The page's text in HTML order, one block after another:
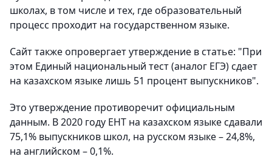
школах, в том числе и тех, где образовательный
процесс проходит на государственном языке.
Сайт также опровергает утверждение в статье: "При
этом Единый национальный тест (аналог ЕГЭ) сдает
на казахском языке лишь 51 процент выпускников".
Это утверждение противоречит официальным
данным. В 2020 году ЕНТ на казахском языке сдавали
75,1% выпускников школ, на русском языке – 24,8%,
на английском – 0,1%.